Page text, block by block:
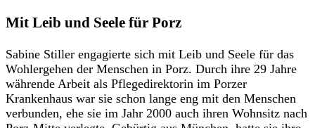
Mit Leib und Seele für Porz
Sabine Stiller engagierte sich mit Leib und Seele für das
Wohlergehen der Menschen in Porz. Durch ihre 29 Jahre
währende Arbeit als Pflegedirektorin im Porzer
Krankenhaus war sie schon lange eng mit den Menschen
verbunden, ehe sie im Jahr 2000 auch ihren Wohnsitz nach